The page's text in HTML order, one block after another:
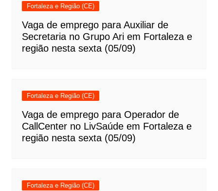
Fortaleza e Região (CE)
Vaga de emprego para Auxiliar de
Secretaria no Grupo Ari em Fortaleza e
região nesta sexta (05/09)
Fortaleza e Região (CE)
Vaga de emprego para Operador de
CallCenter no LivSaúde em Fortaleza e
região nesta sexta (05/09)
Fortaleza e Região (CE)